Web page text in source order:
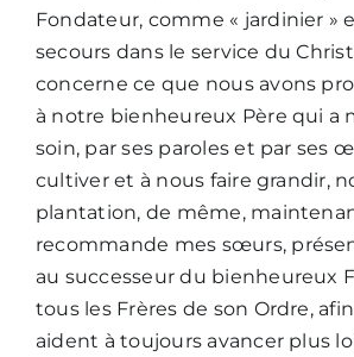
Fondateur, comme « jardinier »
secours dans le service du
concerne ce que nous avons
à notre bienheureux Père qui a
soin, par ses paroles et par ses
cultiver et à nous faire grandir,
plantation, de même,
recommande mes sœurs,
au successeur du bienheureux
tous les Frères de son Ordre,
aident à toujours avancer plus